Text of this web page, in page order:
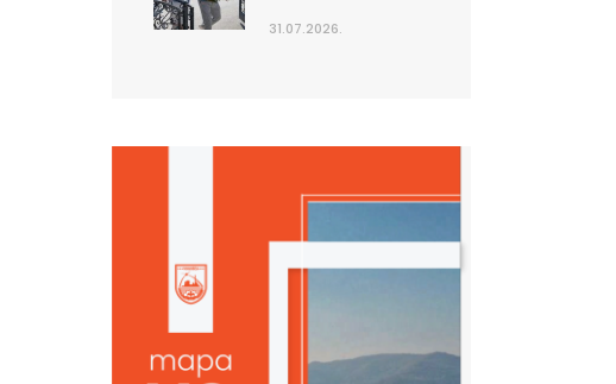
31.07.2026.